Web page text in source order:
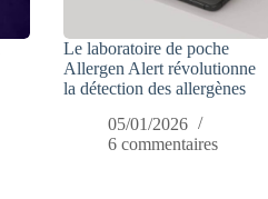
Le laboratoire de poche
Allergen Alert révolutionne
la détection des allergènes
05/01/2026
6 commentaires